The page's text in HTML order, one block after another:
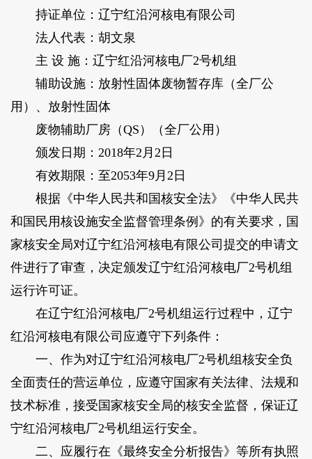
持证单位：辽宁红沿河核电有限公司
法人代表：胡文泉
主 设 施：辽宁红沿河核电厂2号机组
辅助设施：放射性固体废物暂存库（全厂公
用）、放射性固体
废物辅助厂房（QS）（全厂公用）
颁发日期：2018年2月2日
有效期限：至2053年9月2日
根据《中华人民共和国核安全法》《中华人民共
和国民用核设施安全监督管理条例》的有关要求，国
家核安全局对辽宁红沿河核电有限公司提交的申请文
件进行了审查，决定颁发辽宁红沿河核电厂2号机组
运行许可证。
在辽宁红沿河核电厂2号机组运行过程中，辽宁
红沿河核电有限公司应遵守下列条件：
一、作为对辽宁红沿河核电厂2号机组核安全负
全面责任的营运单位，应遵守国家有关法律、法规和
技术标准，接受国家核安全局的核安全监督，保证辽
宁红沿河核电厂2号机组运行安全。
二、应履行在《最终安全分析报告》等所有执照